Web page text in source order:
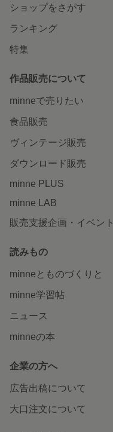
ショップをさがす
ランキング
特集
作品販売について
minneで売りたい
食品販売
ヴィンテージ販売
ダウンロード販売
minne PLUS
minne LAB
販売支援企画・イベント
読みもの
minneとものづくりと
minne学習帖
ニュース
minneの本
企業の方へ
広告出稿について
大口注文について